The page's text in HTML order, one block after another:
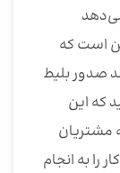
است که
صدور بلیط
که این
مشتریان
را به انجام